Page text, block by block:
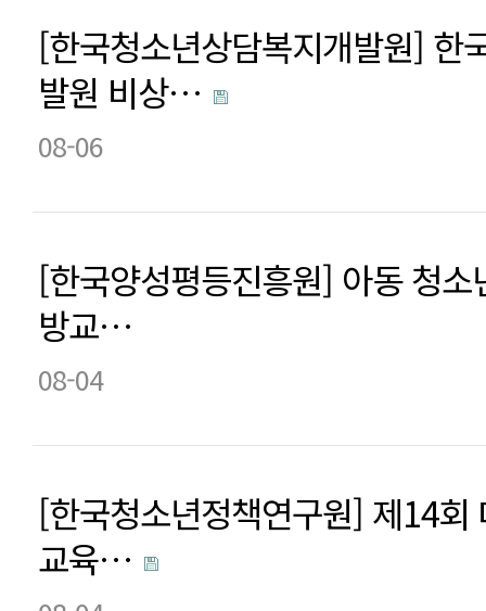
[한국청소년상담복지개발원] 한
발원 비상…
08-06
[한국양성평등진흥원] 아동 청
방교…
08-04
[한국청소년정책연구원] 제14회
교육…